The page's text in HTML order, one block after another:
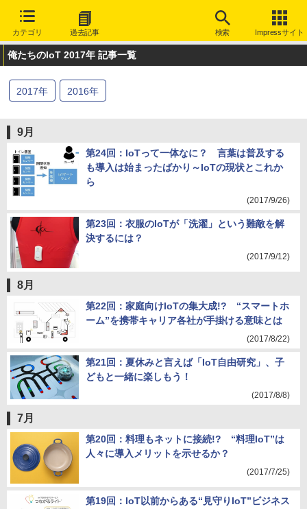
カテゴリ 過去記事 検索 Impressサイト
俺たちのIoT 2017年 記事一覧
2017年 2016年
9月
第24回：IoTって一体なに？ 言葉は普及する
も導入は始まったばかり～IoTの現状とこれか
ら
(2017/9/26)
第23回：衣服のIoTが「洗濯」という難敵を解
決するには？
(2017/9/12)
8月
第22回：家庭向けIoTの集大成!? “スマートホ
ーム”を携帯キャリア各社が手掛ける意味とは
(2017/8/22)
第21回：夏休みと言えば「IoT自由研究」、子
どもと一緒に楽しもう！
(2017/8/8)
7月
第20回：料理もネットに接続!? “料理IoT”は
人々に導入メリットを示せるか？
(2017/7/25)
第19回：IoT以前からある“見守りIoT”ビジネス